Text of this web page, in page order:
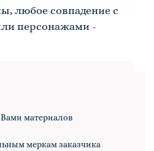
любое совпадение с
персонажами -
материалов
меркам заказчика